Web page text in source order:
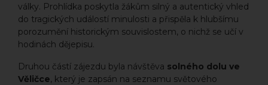
války. Prohlídka poskytla žákům silný a autentický vhled
do tragických událostí minulosti a přispěla k hlubšímu
porozumění historickým souvislostem, o nichž se učí v
hodinách dějepisu.
Druhou částí zájezdu byla návštěva solného dolu ve
Věličce, který je zapsán na seznamu světového